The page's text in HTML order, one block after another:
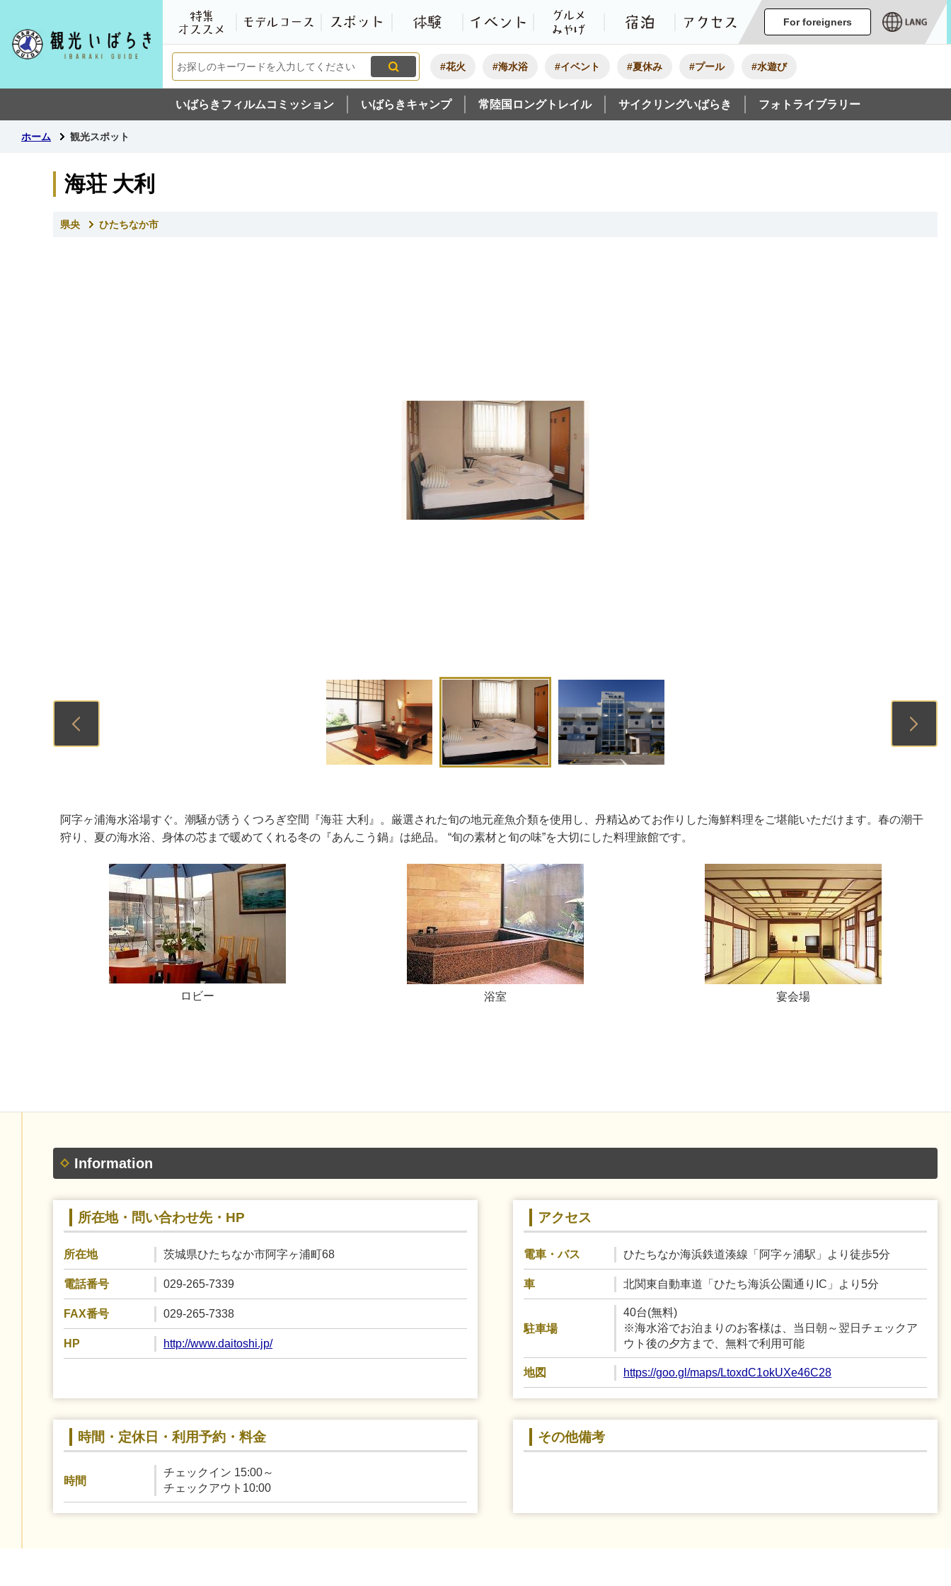
観光いばらき公式ホームページ
特集・オススメ
モデルコーススポット 体験 イベント グルメ・みやげ宿泊 アクセス
For foreigners
#花火 #海水浴 #イベント #夏休み #プール #水遊び
いばらきフィルムコミッション いばらきキャンプ 常陸国ロングトレイル サイクリングいばらき フォトライブラリー
ホーム 観光スポット
海荘 大利
県央 ひたちなか市
1
阿字ヶ浦海水浴場すぐ。潮騒が誘うくつろぎ空間『海荘 大利』。厳選された旬の地元産魚介類を使用し、丹精込めてお作りした海鮮料理をご堪能いただけます。春の潮干
狩り、夏の海水浴、身体の芯まで暖めてくれる冬の『あんこう鍋』は絶品。 “旬の素材と旬の味”を大切にした料理旅館です。
ロビー 浴室 宴会場
Information
所在地・問い合わせ先・HP
所在地 茨城県ひたちなか市阿字ヶ浦町68
電話番号 029-265-7339
FAX番号 029-265-7338
HP http://www.daitoshi.jp/
アクセス
電車・バス ひたちなか海浜鉄道湊線「阿字ヶ浦駅」より徒歩5分
車 北関東自動車道「ひたち海浜公園通りIC」より5分
駐車場
40台(無料)
※海水浴でお泊まりのお客様は、当日朝～翌日チェックア
ウト後の夕方まで、無料で利用可能
地図 https://goo.gl/maps/LtoxdC1okUXe46C28
時間・定休日・利用予約・料金
時間
チェックイン 15:00～
チェックアウト10:00
その他備考